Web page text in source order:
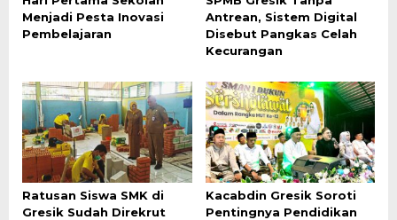
Menjadi Pesta Inovasi
Pembelajaran
Antrean, Sistem Digital
Disebut Pangkas Celah
Kecurangan
Ratusan Siswa SMK di
Gresik Sudah Direkrut
Kacabdin Gresik Soroti
Pentingnya Pendidikan